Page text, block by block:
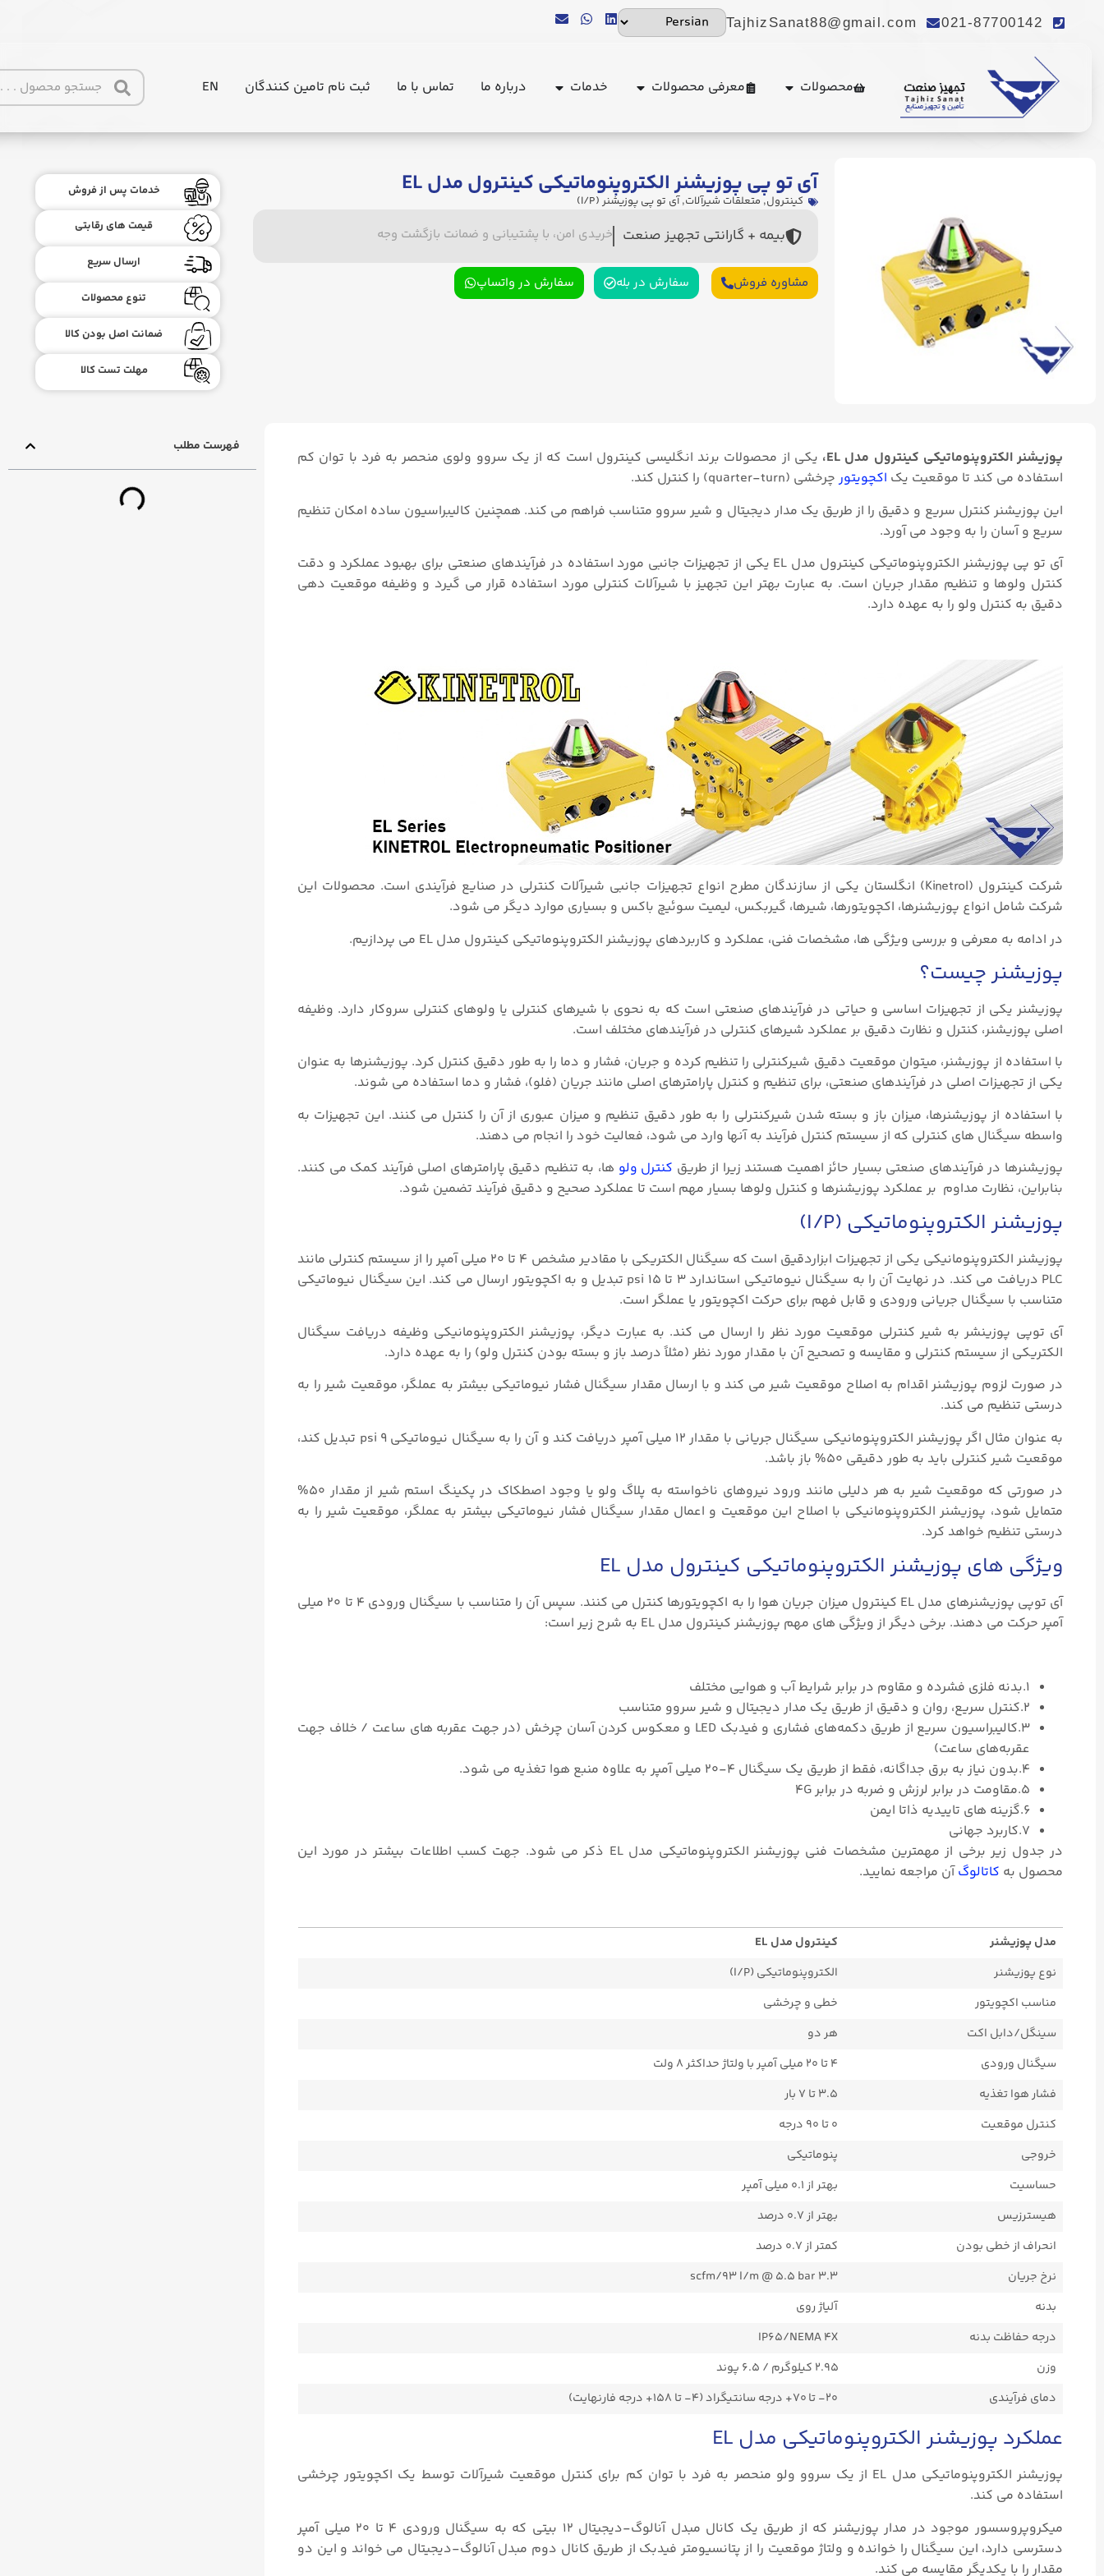
021-87700142
TajhizSanat88@gmail.com
محصولات معرفی محصولات خدمات درباره ما تماس با ما ثبت نام تامین کنندگان EN
آی تو پی پوزیشنر الکتروپنوماتیکی کینترول مدل EL
کینترول, متعلقات شیرآلات,آی تو پی پوزیشنر (I/P)
بیمه + گارانتی تجهیز صنعت خریدی امن، با پشتیبانی و ضمانت بازگشت وجه
مشاوره فروش سفارش در بله سفارش در واتساپ
خدمات پس از فروش
قیمت های رقابتی
ارسال سریع
تنوع محصولات
ضمانت اصل بودن کالا
مهلت تست کالا
پوزیشنر الکتروپنوماتیکی کینترول مدل EL،
یکی از محصولات برند انگلیسی کینترول است که از یک سروو ولوی منحصر به فرد با توان کم
استفاده می‌ کند تا موقعیت یک اکچویتور چرخشی (quarter-turn) را کنترل کند.
این پوزیشنر کنترل سریع و دقیق را از طریق یک مدار دیجیتال و شیر سروو متناسب فراهم می کند. همچنین کالیبراسیون ساده امکان تنظیم
سریع و آسان را به وجود می آورد.
آی تو پی پوزیشنر الکتروپنوماتیکی کینترول مدل EL یکی از تجهیزات جانبی مورد استفاده در فرآیندهای صنعتی برای بهبود عملکرد و دقت
کنترل ولوها و تنظیم مقدار جریان است. به عبارت بهتر این تجهیز با شیرآلات کنترلی مورد استفاده قرار می گیرد و وظیفه موقعیت‌ دهی
دقیق به کنترل ولو را به عهده دارد.
شرکت کینترول (Kinetrol) انگلستان یکی از سازندگان مطرح انواع تجهیزات جانبی شیرآلات کنترلی در صنایع فرآیندی است. محصولات این
شرکت شامل انواع پوزیشنرها، اکچویتورها، شیرها، گیربکس، لیمیت سوئیچ باکس و بسیاری موارد دیگر می شود.
در ادامه به معرفی و بررسی ویژگی ها، مشخصات فنی، عملکرد و کاربردهای پوزیشنر الکتروپنوماتیکی کینترول مدل EL می پردازیم.
پوزیشنر چیست؟
پوزیشنر یکی از تجهیزات اساسی و حیاتی در فرآیندهای صنعتی است که به نحوی با شیرهای کنترلی یا ولوهای کنترلی سروکار دارد. وظیفه
اصلی پوزیشنر، کنترل و نظارت دقیق بر عملکرد شیرهای کنترلی در فرآیندهای مختلف است.
با استفاده از پوزیشنر، میتوان موقعیت دقیق شیرکنترلی را تنظیم کرده و جریان، فشار و دما را به طور دقیق کنترل کرد. پوزیشنرها به عنوان
یکی از تجهیزات اصلی در فرآیندهای صنعتی، برای تنظیم و کنترل پارامترهای اصلی مانند جریان (فلو)، فشار و دما استفاده می‌ شوند.
با استفاده از پوزیشنرها، میزان باز و بسته شدن شیرکنترلی را به طور دقیق تنظیم و میزان عبوری از آن را کنترل می‌ کنند. این تجهیزات به
واسطه سیگنال‌ های کنترلی که از سیستم کنترل فرآیند به آنها وارد می‌ شود، فعالیت خود را انجام می‌ دهند.
پوزیشنرها در فرآیندهای صنعتی بسیار حائز اهمیت هستند زیرا از طریق کنترل ولو ها، به تنظیم دقیق پارامترهای اصلی فرآیند کمک می‌ کنند.
بنابراین، نظارت مداوم بر عملکرد پوزیشنرها و کنترل ولوها بسیار مهم است تا عملکرد صحیح و دقیق فرآیند تضمین شود.
پوزیشنر الکتروپنوماتیکی (I/P)
پوزیشنر الکتروپنومانیکی یکی از تجهیزات ابزاردقیق است که سیگنال الکتریکی با مقادیر مشخص ۴ تا ۲۰ میلی آمپر را از سیستم کنترلی مانند
PLC دریافت می‌ کند. در نهایت آن را به سیگنال نیوماتیکی استاندارد ۳ تا ۱۵ psi تبدیل و به اکچویتور ارسال می کند. این سیگنال نیوماتیکی
متناسب با سیگنال جریانی ورودی و قابل فهم برای حرکت اکچویتور یا عملگر است.
آی توپی پوزینشر به شیر کنترلی موقعیت مورد نظر را ارسال می‌ کند. به عبارت دیگر، پوزیشنر الکتروپنومانیکی وظیفه دریافت سیگنال
الکتریکی از سیستم کنترلی و مقایسه و تصحیح آن با مقدار مورد نظر (مثلاً درصد باز و بسته بودن کنترل ولو) را به عهده دارد.
در صورت لزوم پوزیشنر اقدام به اصلاح موقعیت شیر می‌ کند و با ارسال مقدار سیگنال فشار نیوماتیکی بیشتر به عملگر، موقعیت شیر را به
درستی تنظیم می‌ کند.
به عنوان مثال اگر پوزیشنر الکتروپنومانیکی سیگنال جریانی با مقدار ۱۲ میلی آمپر دریافت کند و آن را به سیگنال نیوماتیکی ۹ psi تبدیل کند،
موقعیت شیر کنترلی باید به طور دقیقی ۵۰% باز باشد.
در صورتی که موقعیت شیر به هر دلیلی مانند ورود نیروهای ناخواسته به پلاگ ولو یا وجود اصطکاک در پکینگ استم شیر از مقدار ۵۰%
متمایل شود، پوزیشنر الکتروپنومانیکی با اصلاح این موقعیت و اعمال مقدار سیگنال فشار نیوماتیکی بیشتر به عملگر، موقعیت شیر را به
درستی تنظیم خواهد کرد.
ویژگی های پوزیشنر الکتروپنوماتیکی کینترول مدل EL
آی توپی پوزیشنرهای مدل EL کینترول میزان جریان هوا را به اکچویتورها کنترل می کنند. سپس آن را متناسب با سیگنال ورودی ۴ تا ۲۰ میلی
آمپر حرکت می دهند. برخی دیگر از ویژگی های مهم پوزیشنر کینترول مدل EL به شرح زیر است:
۱.بدنه فلزی فشرده و مقاوم در برابر شرایط آب و هوایی مختلف
۲.کنترل سریع، روان و دقیق از طریق یک مدار دیجیتال و شیر سروو متناسب
۳.کالیبراسیون سریع از طریق دکمه‌های فشاری و فیدبک LED و معکوس کردن آسان چرخش (در جهت عقربه‌ های ساعت / خلاف جهت
عقربه‌های ساعت)
۴.بدون نیاز به برق جداگانه، فقط از طریق یک سیگنال ۴-۲۰ میلی آمپر به علاوه منبع هوا تغذیه می شود.
۵.مقاومت در برابر لرزش و ضربه در برابر 4G
۶.گزینه های تاییدیه ذاتا ایمن
۷.کاربرد جهانی
در جدول زیر برخی از مهمترین مشخصات فنی پوزیشنر الکتروپنوماتیکی مدل EL ذکر می شود. جهت کسب اطلاعات بیشتر در مورد این
محصول به کاتالوگآن مراجعه نمایید.
مدل پوزیشنر
کینترول مدل EL
نوع پوزیشنر
الکتروپنوماتیکی (I/P)
مناسب اکچویتور
خطی و چرخشی
سینگل/دابل اکت
هر دو
سیگنال ورودی
۴ تا ۲۰ میلی آمپر با ولتاژ حداکثر ۸ ولت
فشار هوا تغذیه
۳.۵ تا ۷ بار
کنترل موقعیت
۰ تا ۹۰ درجه
خروجی
پنوماتیکی
حساسیت
بهتر از ۰.۱ میلی آمپر
هیسترزیس
بهتر از ۰.۷ درصد
انحراف از خطی بودن
کمتر از ۰.۷ درصد
نرخ جریان
3.3 scfm/93 l/m @ 5.5 bar
بدنه
آلیاژ روی
درجه حفاظت بدنه
IP65/NEMA 4X
وزن
۲.۹۵ کیلوگرم / ۶.۵ پوند
دمای فرآیندی
۲۰- تا ۷۰+ درجه سانتیگراد (۴- تا ۱۵۸+ درجه فارنهایت)
عملکرد پوزیشنر الکتروپنوماتیکی مدل EL
پوزیشنر الکتروپنوماتیکی مدل EL از یک سروو ولو منحصر به فرد با توان کم برای کنترل موقعیت شیرآلات توسط یک اکچویتور چرخشی
استفاده می کند.
میکروپروسسور موجود در مدار پوزیشنر که از طریق یک کانال مبدل آنالوگ-دیجیتال ۱۲ بیتی که به سیگنال ورودی ۴ تا ۲۰ میلی آمپر
دسترسی دارد، این سیگنال را خوانده و ولتاژ موقعیت را از پتانسیومتر فیدبک از طریق کانال دوم مبدل آنالوگ-دیجیتال می‌ خواند و این دو
مقدار را با یکدیگر مقایسه می‌ کند.
فهرست مطلب